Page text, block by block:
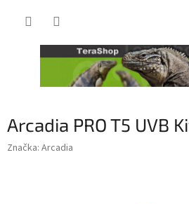
Arcadia PRO T5 UVB
Značka: Arcadia